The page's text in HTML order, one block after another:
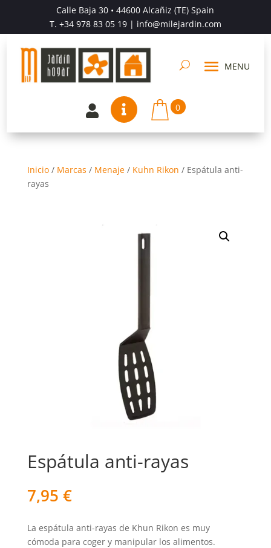
Calle Baja 30 • 44600 Alcañiz (TE) Spain
T. +34 978 83 05 19| info@milejardin.com
  0
Inicio/ Marcas / Menaje/ Kuhn Rikon / Espátula anti-
rayas
Espátula anti-rayas
7,95 €
La espátula anti-rayas de Khun Rikon es muy
cómoda para coger y manipular los alimentos.